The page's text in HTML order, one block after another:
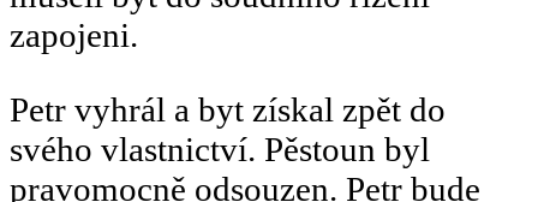
zapojeni.
Petr vyhrál a byt získal zpět do
svého vlastnictví. Pěstoun byl
pravomocně odsouzen. Petr bude